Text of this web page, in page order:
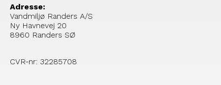
Adresse:
Vandmiljø Randers A/S
Ny Havnevej 20
8960 Randers SØ
CVR-nr: 32285708